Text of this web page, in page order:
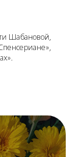
Шабановой,